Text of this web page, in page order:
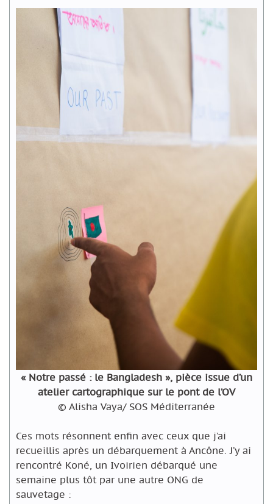
« Notre passé : le Bangladesh », pièce issue d’un
atelier cartographique sur le pont de l’OV
© Alisha Vaya/ SOS Méditerranée
Ces mots résonnent enfin avec ceux que j’ai
recueillis après un débarquement à Ancône. J’y ai
rencontré Koné, un Ivoirien débarqué une
semaine plus tôt par une autre ONG de
sauvetage :